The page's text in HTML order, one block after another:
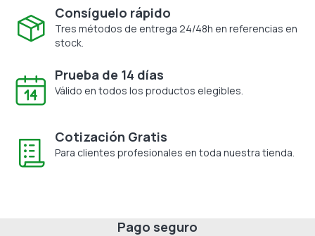
Consíguelo rápido
Tres métodos de entrega 24/48h en referencias en
stock.
Prueba de 14 días
Válido en todos los productos elegibles.
Cotización Gratis
Para clientes profesionales en toda nuestra tienda.
Pago seguro